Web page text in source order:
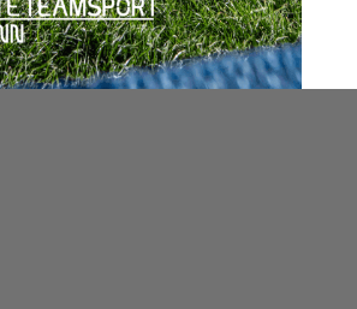
Details Merken
+ 6 Interessenten